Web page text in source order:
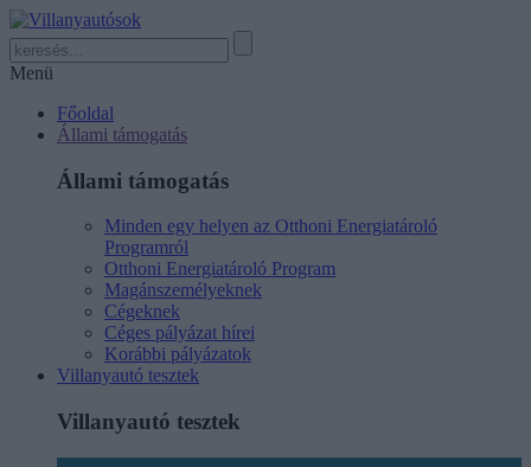
Menü
Főoldal
Állami támogatás
Állami támogatás
Minden egy helyen az Otthoni Energiatároló
Programról
Otthoni Energiatároló Program
Magánszemélyeknek
Cégeknek
Céges pályázat hírei
Korábbi pályázatok
Villanyautó tesztek
Villanyautó tesztek